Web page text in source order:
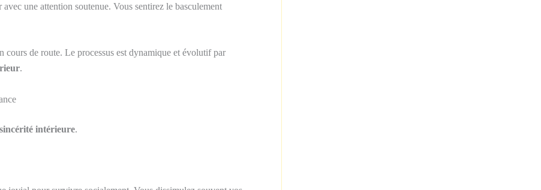
une attention soutenue. Vous sentirez le basculement
de route. Le processus est dynamique et évolutif par
.
intérieure.